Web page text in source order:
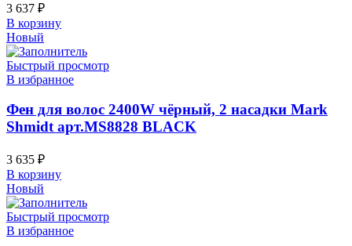
3 637 ₽
В корзину
Новый
Быстрый просмотр
В избранное
Фен для волос 2400W чёрный, 2 насадки Mark
Shmidt арт.MS8828 BLACK
3 635 ₽
В корзину
Новый
Быстрый просмотр
В избранное